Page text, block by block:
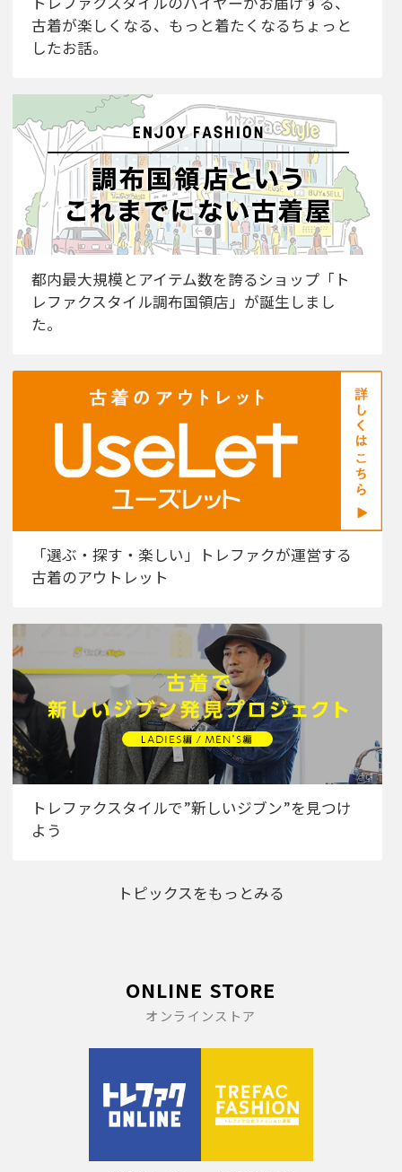
古着が楽しくなる、もっと着たくなるちょっと
したお話。
都内最大規模とアイテム数を誇るショップ「ト
レファクスタイル調布国領店」が誕生しまし
た。
「選ぶ・探す・楽しい」トレファクが運営する
古着のアウトレット
トレファクスタイルで”新しいジブン”を見つけ
よう
トピックスをもっとみる
ONLINE STORE
オンラインストア